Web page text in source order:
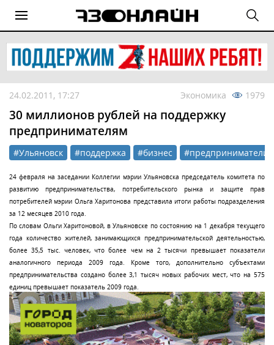
24.02.2011, 17:27 Экономика 1979
30 миллионов рублей на поддержку
предпринимателям
#Ульяновск #поддержка #бизнес #предприниматели
24 февраля на заседании Коллегии мэрии Ульяновска председатель комитета по
развитию предпринимательства, потребительского рынка и защите прав
потребителей мэрии Ольга Харитонова представила итоги работы подразделения
за 12 месяцев 2010 года.
По словам Ольги Харитоновой, в Ульяновске по состоянию на 1 декабря текущего
года количество жителей, занимающихся предпринимательской деятельностью,
более 35,5 тыс. человек, что более чем на 2 тысячи превышает показатели
аналогичного периода 2009 года. Кроме того, дополнительно субъектами
предпринимательства создано более 3,1 тысяч новых рабочих мест, что на 575
единиц превышает показатель 2009 года.